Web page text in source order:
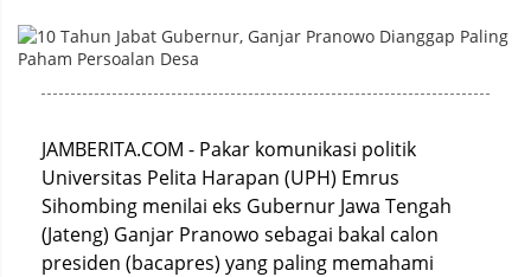
JAMBERITA.COM - Pakar komunikasi politik
Universitas Pelita Harapan (UPH) Emrus
Sihombing menilai eks Gubernur Jawa Tengah
(Jateng) Ganjar Pranowo sebagai bakal calon
presiden (bacapres) yang paling memahami